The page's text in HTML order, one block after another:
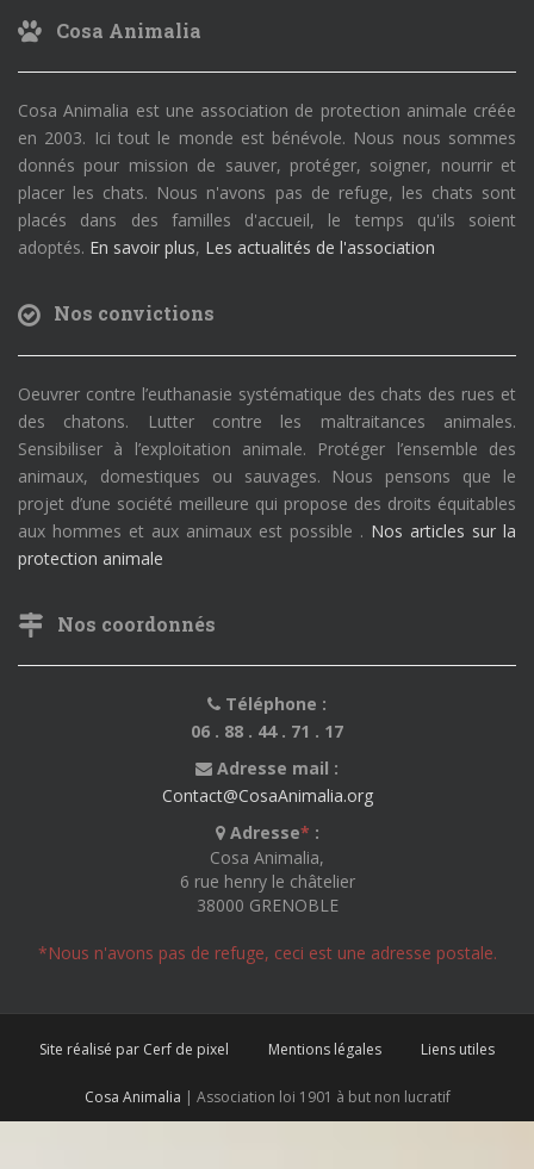
Cosa Animalia
Cosa Animalia est une association de protection animale créée
en 2003. Ici tout le monde est bénévole. Nous nous sommes
donnés pour mission de sauver, protéger, soigner, nourrir et
placer les chats. Nous n'avons pas de refuge, les chats sont
placés dans des familles d'accueil, le temps qu'ils soient
adoptés. En savoir plus, Les actualités de l'association
Nos convictions
Oeuvrer contre l’euthanasie systématique des chats des rues et
des chatons. Lutter contre les maltraitances animales.
Sensibiliser à l’exploitation animale. Protéger l’ensemble des
animaux, domestiques ou sauvages. Nous pensons que le
projet d’une société meilleure qui propose des droits équitables
aux hommes et aux animaux est possible . Nos articles sur la
protection animale
Nos coordonnés
Téléphone :
06 . 88 . 44 . 71 . 17
Adresse mail :
Contact@CosaAnimalia.org
Adresse* :
Cosa Animalia,
6 rue henry le châtelier
38000 GRENOBLE
*Nous n'avons pas de refuge, ceci est une adresse postale.
Site réalisé par Cerf de pixel Mentions légales Liens utiles
Cosa Animalia | Association loi 1901 à but non lucratif